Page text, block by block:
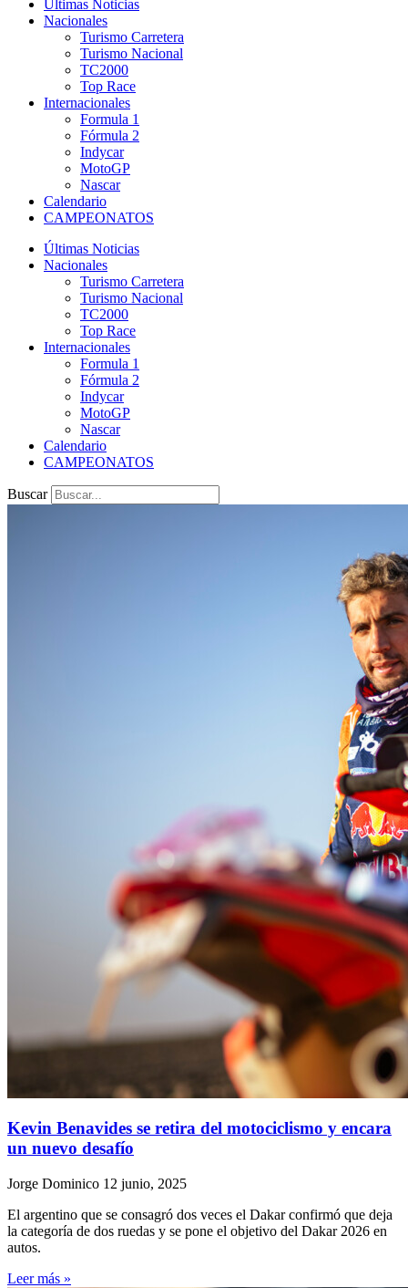
Últimas Noticias
Nacionales
Turismo Carretera
Turismo Nacional
TC2000
Top Race
Internacionales
Formula 1
Fórmula 2
Indycar
MotoGP
Nascar
Calendario
CAMPEONATOS
Últimas Noticias
Nacionales
Turismo Carretera
Turismo Nacional
TC2000
Top Race
Internacionales
Formula 1
Fórmula 2
Indycar
MotoGP
Nascar
Calendario
CAMPEONATOS
Buscar
Kevin Benavides se retira del motociclismo y encara
un nuevo desafío
Jorge Dominico 12 junio, 2025
El argentino que se consagró dos veces el Dakar confirmó que deja
la categoría de dos ruedas y se pone el objetivo del Dakar 2026 en
autos.
Leer más »